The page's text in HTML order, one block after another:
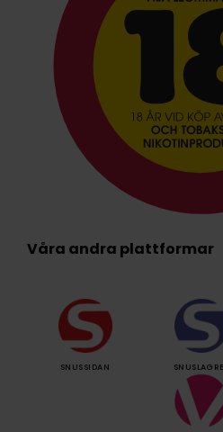
Våra andra plattformar
SNUSSIDAN